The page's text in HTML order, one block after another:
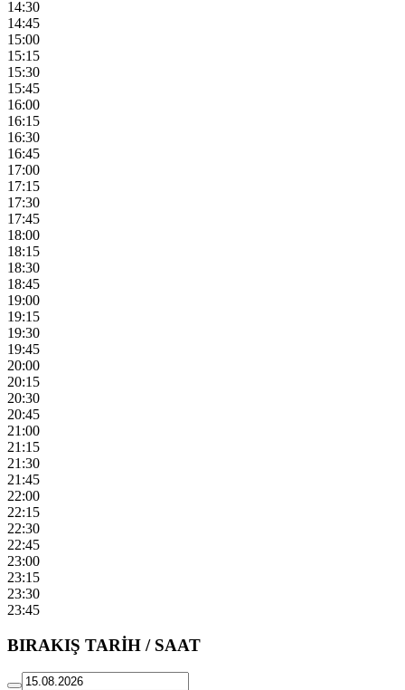
14:30
14:45
15:00
15:15
15:30
15:45
16:00
16:15
16:30
16:45
17:00
17:15
17:30
17:45
18:00
18:15
18:30
18:45
19:00
19:15
19:30
19:45
20:00
20:15
20:30
20:45
21:00
21:15
21:30
21:45
22:00
22:15
22:30
22:45
23:00
23:15
23:30
23:45
BIRAKIŞ TARİH / SAAT